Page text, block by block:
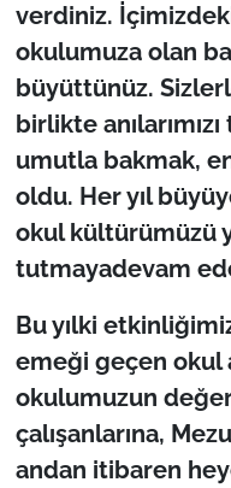
verdiniz.
okulumuza olan
büyüttünüz.
birlikte
umutla bakmak,
oldu. Her yıl
okul kültürümüzü
tutmayadevam
Bu yılki
emeği geçen okul
okulumuzun
çalışanlarına,
andan itibaren